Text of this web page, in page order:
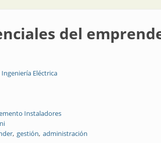
del
Ingeniería Eléctrica
Instaladores
gestión administración